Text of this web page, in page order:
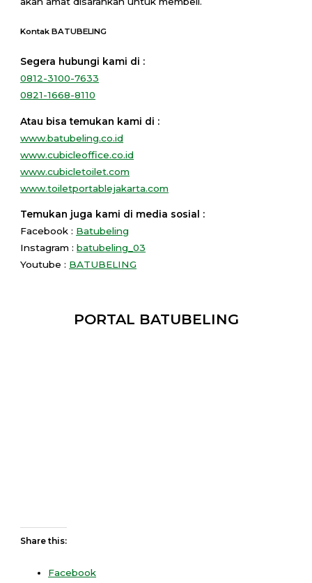
Kontak BATUBELING
Segera hubungi kami di :
0812-3100-7633
0821-1668-8110
Atau bisa temukan kami di :
www.batubeling.co.id
www.cubicleoffice.co.id
www.cubicletoilet.com
www.toiletportablejakarta.com
Temukan juga kami di media sosial :
Facebook : Batubeling
Instagram :batubeling_03
Youtube : BATUBELING
PORTAL BATUBELING
Share this:
Facebook